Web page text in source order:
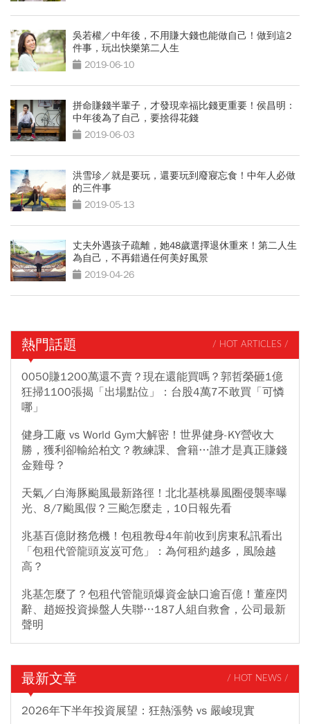
吳若權／中年後，不用賺大錢也能做自己！做到這2
件事，玩出快樂第二人生
2019-06-10
拼命賺錢半輩子，才發現幸福比錢更重要！侯昌明：
中年後為了自己，要捨得花錢
2019-06-03
洪雪珍／就是要玩，還要玩到廢寢忘食！中年人必做
的三件事
2019-05-13
丈夫外遇孩子疏離，她48歲選擇退休重來！第二人生
為自己，不再錯過任何美好風景
2019-04-26
熱門話題 / HOT ARTICLES /
0050賺1200萬還不賣？現在還能買嗎？郭哲榮砸1億
狂掃1100張揭「出場點位」：台股4萬7不敢買「可憐
哪」
健身工廠 vs World Gym大解密！世界健身-KY營收大
勝，獲利卻輸給柏文？教練課、會籍…誰才是真正賺錢
金雞母？
天氣／白海豚颱風最新路徑！北北基桃暴風圈侵襲率曝
光、8/7颱風假？三颱怎麼走，10日報先看
兆基百億財務危機！包租教母4年前收到房東私訊看出
「包租代管龍頭岌岌可危」：為何租約越多，風險越
高？
兆基怎麼了？包租代管龍頭爆資金缺口逾百億！董座閃
辭、趙姬投資操盤人失聯…187人組自救會，公司最新
聲明
最新文章 / HOT NEWS /
2026年下半年投資展望：狂熱漲勢 vs 嚴峻現實